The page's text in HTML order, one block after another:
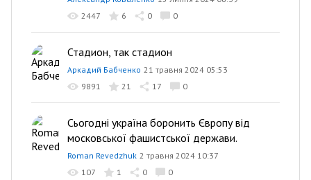
2447
6 0 0
Стадион, так стадион
Аркадий Бабченко 21 травня 2024 05:53
9891
21 17 0
Сьогодні україна боронить Європу від
московської фашистської держави.
Roman Revedzhuk 2 травня 2024 10:37
107
1 0 0